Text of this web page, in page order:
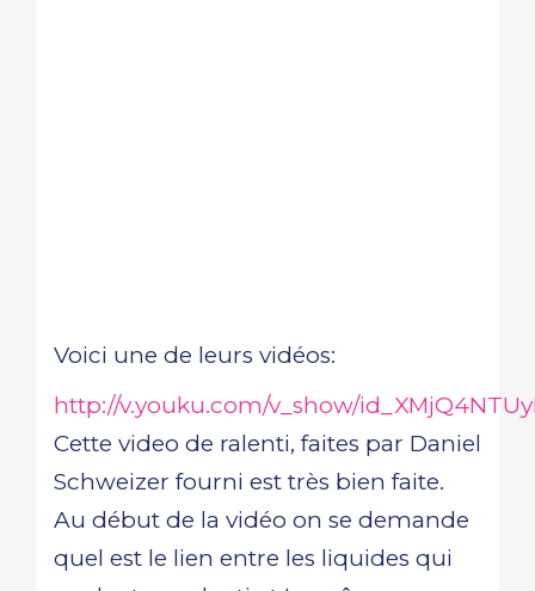
Voici une de leurs vidéos:
http://v.youku.com/v_show/
Cette video de ralenti, faites par Daniel
Schweizer fourni est très bien faite.
Au début de la vidéo on se demande
quel est le lien entre les liquides qui